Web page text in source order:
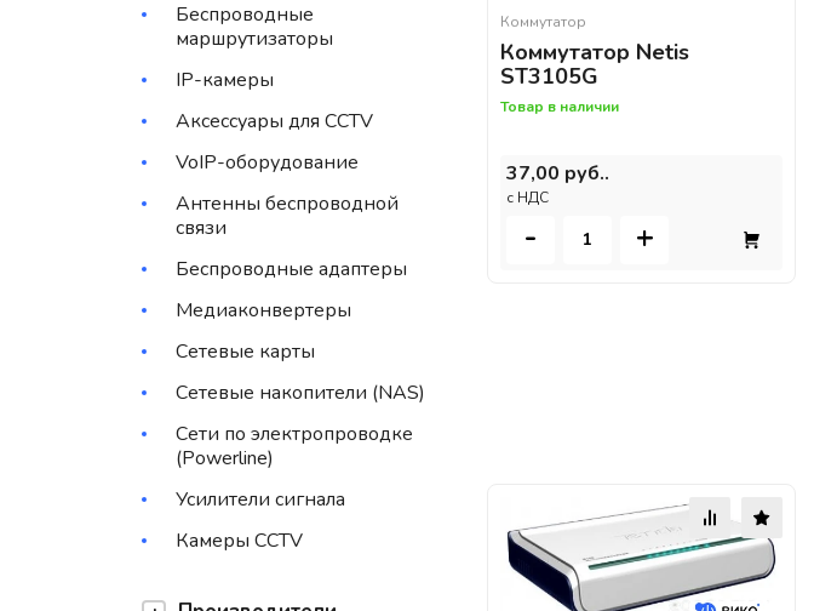
Беспроводные
маршрутизаторы
IP-камеры
Аксессуары для CCTV
VoIP-оборудование
Антенны беспроводной
связи
Беспроводные адаптеры
Медиаконвертеры
Сетевые карты
Сетевые накопители (NAS)
Сети по электропроводке
(Powerline)
Усилители сигнала
Камеры CCTV
Коммутатор
Коммутатор Netis
ST3105G
Товар в наличии
37,00 руб..
c НДС
- +